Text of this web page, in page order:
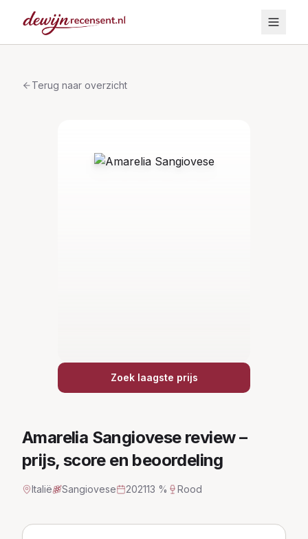
Terug naar overzicht
Zoek laagste prijs
Amarelia Sangiovesereview –
prijs, score en beoordeling
Italië Sangiovese 202113 % Rood